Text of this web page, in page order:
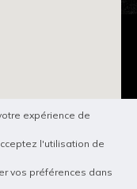
expérience de
l'utilisation de
vos préférences dans